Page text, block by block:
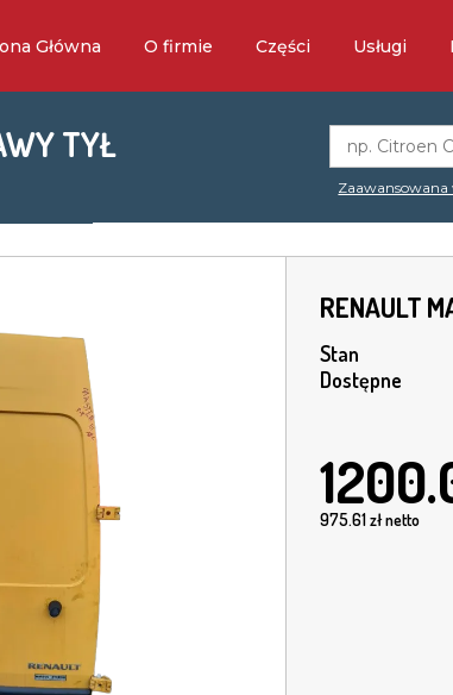
Główna O firmie Części Usługi
TYŁ
RENAULT
Stan
Dostępne
975.61zł netto